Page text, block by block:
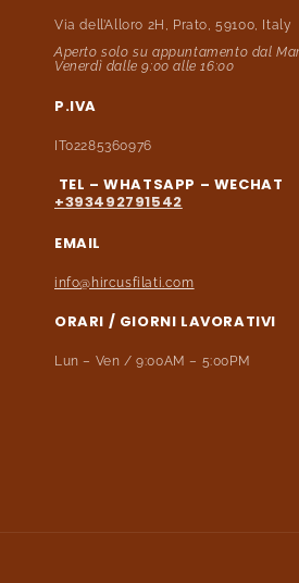
Via dell’Alloro 2H, Prato, 59100, Italy
Aperto solo su appuntamento dal
Venerdì dalle 9:00 alle 16:00
P.IVA
IT02285360976
TEL – WHATSAPP – WECHAT
+393492791542
EMAIL
info@hircusfilati.com
ORARI / GIORNI LAVORATIVI
Lun – Ven / 9:00AM – 5:00PM